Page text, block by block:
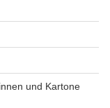
und Kartone